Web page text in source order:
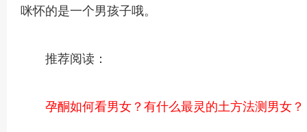
咪怀的是一个男孩子哦。
推荐阅读：
孕酮如何看男女？有什么最灵的土方法测男女？